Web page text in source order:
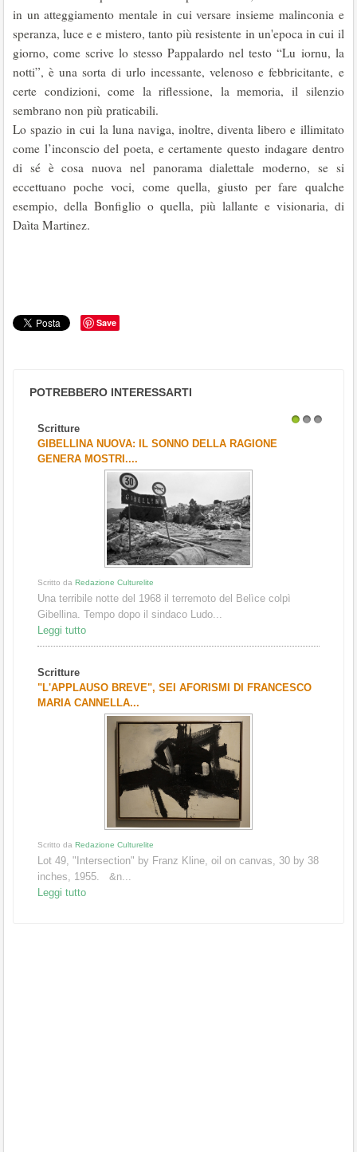
in un atteggiamento mentale in cui versare insieme malinconia e
speranza, luce e e mistero, tanto più resistente in un'epoca in cui il
giorno, come scrive lo stesso Pappalardo nel testo “Lu iornu, la
notti”, è una sorta di urlo incessante, velenoso e febbricitante, e
certe condizioni, come la riflessione, la memoria, il silenzio
sembrano non più praticabili.
Lo spazio in cui la luna naviga, inoltre, diventa libero e illimitato
come l’inconscio del poeta, e certamente questo indagare dentro
di sé è cosa nuova nel panorama dialettale moderno, se si
eccettuano poche voci, come quella, giusto per fare qualche
esempio, della Bonfiglio o quella, più lallante e visionaria, di
Daìta Martinez.
Save
POTREBBERO INTERESSARTI
Scritture
GIBELLINA NUOVA: IL SONNO DELLA RAGIONE
GENERA MOSTRI....
Scritto da Redazione Culturelite
Una terribile notte del 1968 il terremoto del Belìce colpì
Gibellina. Tempo dopo il sindaco Ludo...
Leggi tutto
Scritture
"L'APPLAUSO BREVE", SEI AFORISMI DI FRANCESCO
MARIA CANNELLA...
Scritto da Redazione Culturelite
Lot 49, "Intersection" by Franz Kline, oil on canvas, 30 by 38
inches, 1955. &n...
Leggi tutto